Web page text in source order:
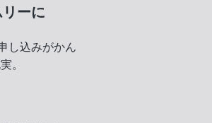
ーに
し込みがかん
。